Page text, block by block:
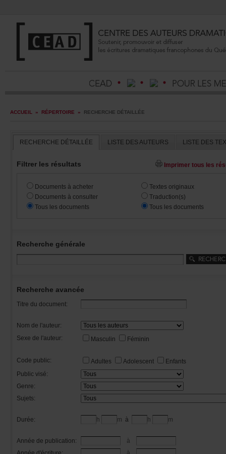
ACCUEIL » RÉPERTOIRE » RECHERCHEDÉTAILLÉE
RECHERCHEDÉTAILLÉE LISTEDESAUTEURS
Filtrerlesrésultats
Documentsàacheter
Documentsàconsulter
Touslesdocuments
Textesoriginaux
Traduction(s)
Touslesdocuments
Recherchegénérale
Rechercheavancée
Titredudocument:
Nomdel'auteur:
Sexedel'auteur:
Masculin Féminin
Codepublic: Adultes Adolescent
Enfants
Publicvisé:
Genre:
Sujets:
Durée: h m à h m
Annéedepublication:
à